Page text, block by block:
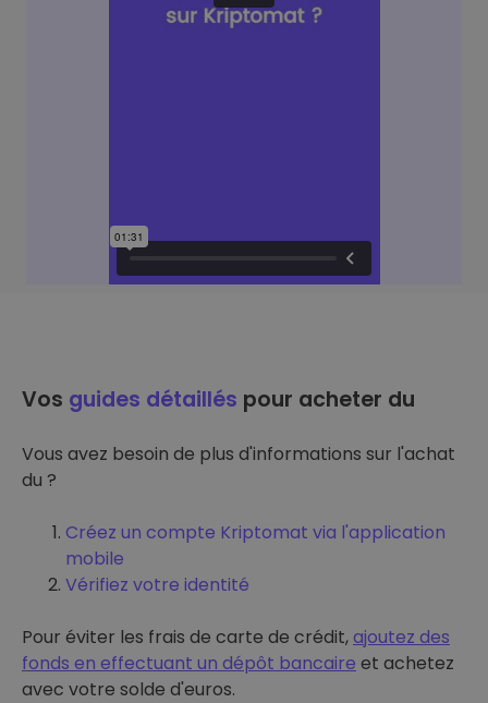
Vos guides détaillés pour acheter du
Vous avez besoin de plus d'informations sur l'achat
du ?
Créez un compte Kriptomat via l'application
mobile
Vérifiez votre identité
Pour éviter les frais de carte de crédit,ajoutez des
fonds en effectuant un dépôt bancaire et achetez
avec votre solde d'euros.